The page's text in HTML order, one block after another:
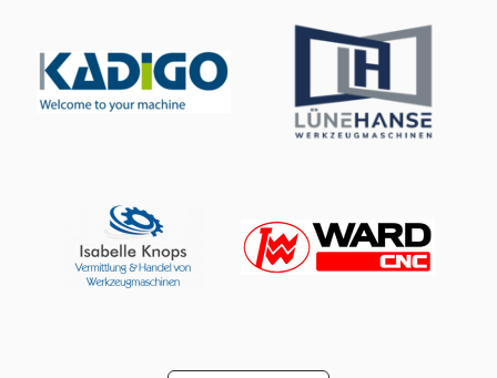
Sennebogen 818 E
Tec Freetec
Volvo Fh 400
Volvo Fm 300